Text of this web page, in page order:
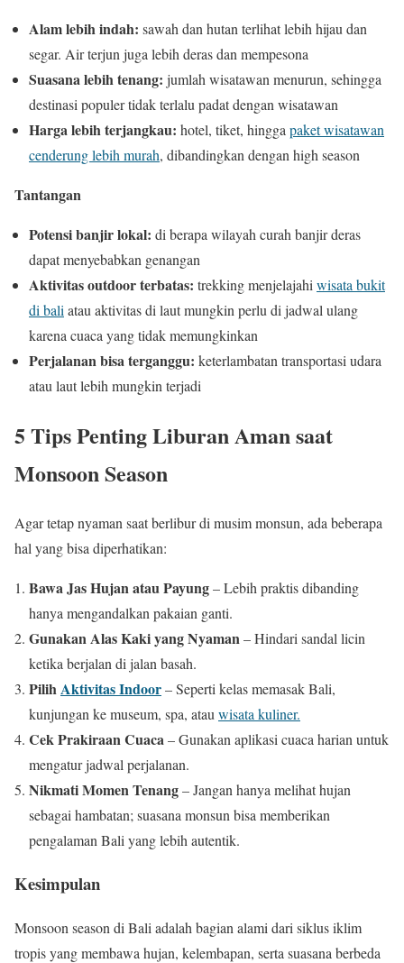
Alam lebih indah: sawah dan hutan terlihat lebih hijau dan
segar. Air terjun juga lebih deras dan mempesona
Suasana lebih tenang: jumlah wisatawan menurun, sehingga
destinasi populer tidak terlalu padat dengan wisatawan
Harga lebih terjangkau: hotel, tiket, hingga paket wisatawan
cenderung lebih murah, dibandingkan dengan high season
Tantangan
Potensi banjir lokal: di berapa wilayah curah banjir deras
dapat menyebabkan genangan
Aktivitas outdoor terbatas: trekking menjelajahi wisata bukit
di bali atau aktivitas di laut mungkin perlu di jadwal ulang
karena cuaca yang tidak memungkinkan
Perjalanan bisa terganggu: keterlambatan transportasi udara
atau laut lebih mungkin terjadi
5 Tips Penting Liburan Aman saat
Monsoon Season
Agar tetap nyaman saat berlibur di musim monsun, ada beberapa
hal yang bisa diperhatikan:
Bawa Jas Hujan atau Payung– Lebih praktis dibanding
hanya mengandalkan pakaian ganti.
Gunakan Alas Kaki yang Nyaman – Hindari sandal licin
ketika berjalan di jalan basah.
Pilih Aktivitas Indoor– Seperti kelas memasak Bali,
kunjungan ke museum, spa, atau wisata kuliner.
Cek Prakiraan Cuaca – Gunakan aplikasi cuaca harian untuk
mengatur jadwal perjalanan.
Nikmati Momen Tenang– Jangan hanya melihat hujan
sebagai hambatan; suasana monsun bisa memberikan
pengalaman Bali yang lebih autentik.
Kesimpulan
Monsoon season di Bali adalah bagian alami dari siklus iklim
tropis yang membawa hujan, kelembapan, serta suasana berbeda